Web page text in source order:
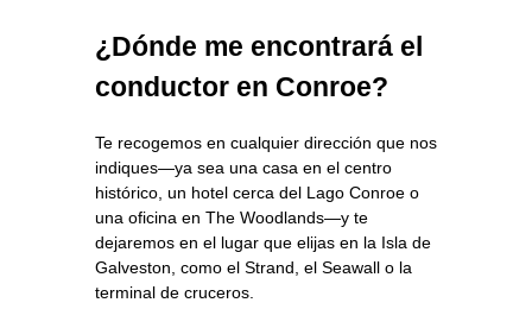
¿Dónde me encontrará el
conductor en Conroe?
Te recogemos en cualquier dirección que nos
indiques—ya sea una casa en el centro
histórico, un hotel cerca del Lago Conroe o
una oficina en The Woodlands—y te
dejaremos en el lugar que elijas en la Isla de
Galveston, como el Strand, el Seawall o la
terminal de cruceros.